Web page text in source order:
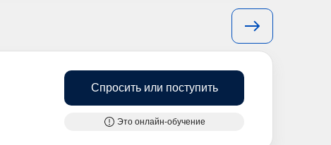
Спросить или поступить
Это онлайн-обучение